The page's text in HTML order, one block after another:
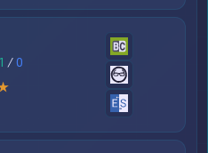
1 /0